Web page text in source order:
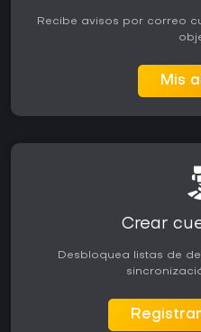
Recibe avisos por correo
Mis
Crear
Desbloquea listas de